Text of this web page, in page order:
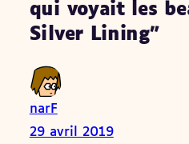
qui voyait les
Silver Lining”
narF
29 avril 2019